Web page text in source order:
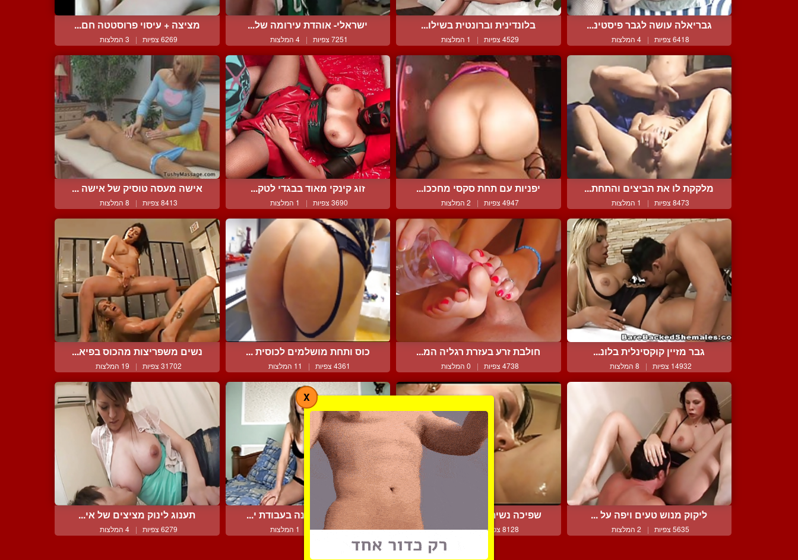
גבריאלה עושה לגבר פיסטינ...
6418 צפיות | 4 המלצות
בלונדינית וברונטית בשילו...
4529 צפיות | 1 המלצות
ישראלי- אוהדת עירומה של...
7251 צפיות | 4 המלצות
מציצה + עיסוי פרוסטטה חם...
6269 צפיות | 3 המלצות
מלקקת לו את הביצים והתחת...
8473 צפיות | 1 המלצות
יפניות עם תחת סקסי מחככו...
4947 צפיות | 2 המלצות
זוג קינקי מאוד בבגדי לטק...
3690 צפיות | 1 המלצות
אישה מעסה טוסיק של אישה ...
8413 צפיות | 8 המלצות
גבר מזיין קוקסינלית בלונ...
14932 צפיות | 8 המלצות
חולבת זרע בעזרת רגליה המ...
4738 צפיות | 0 המלצות
כוס ותחת מושלמים לכוסית ...
4361 צפיות | 11 המלצות
נשים משפריצות מהכוס בפיא...
31702 צפיות | 19 המלצות
ליקוק מנוש טעים ויפה על ...
5635 צפיות | 2 המלצות
שפיכה נשית לפנים של בחור...
8128 צפיות | 5 המלצות
כוסית מאוקראינה בעבודת י...
4267 צפיות | 1 המלצות
תענוג לינוק מציצים של אי...
6279 צפיות | 4 המלצות
צור קשר
X